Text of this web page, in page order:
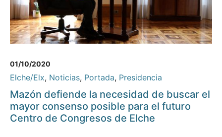
01/10/2020
Elche/Elx, Noticias, Portada, Presidencia
Mazón defiende la necesidad de buscar el
mayor consenso posible para el futuro
Centro de Congresos de Elche